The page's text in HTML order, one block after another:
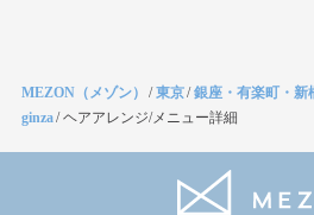
MEZON（メゾン） /東京/銀座・有楽町・新
ginza/ヘアアレンジ/メニュー詳細